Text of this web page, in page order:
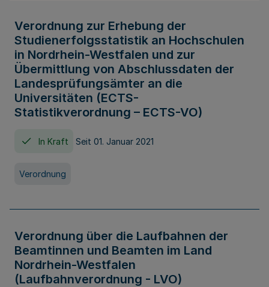
Verordnung zur Erhebung der
Studienerfolgsstatistik an Hochschulen
in Nordrhein-Westfalen und zur
Übermittlung von Abschlussdaten der
Landesprüfungsämter an die
Universitäten (ECTS-
Statistikverordnung – ECTS-VO)
In Kraft Seit 01. Januar 2021
Verordnung
Verordnung über die Laufbahnen der
Beamtinnen und Beamten im Land
Nordrhein-Westfalen
(Laufbahnverordnung - LVO)